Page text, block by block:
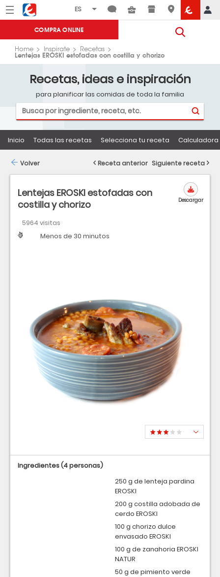
Menú Eroski
COMPRA ONLINE
Home Inspirate Recetas
Lentejas EROSKI estofadas con costilla y chorizo
Recetas, ideas e inspiración
para planificar las comidas de toda la familia
Inicio Todas las recetas Selecciona tu receta
Lentejas EROSKI estofadas con
costilla y chorizo
5964 visitas
Dificultad
Tiempo Menos de 30 minutos
Descargar
Ingredientes(4 personas)
250 g de lenteja pardina
EROSKI
200 g costilla adobada de
cerdo EROSKI
100 g chorizo dulce
envasado EROSKI
100 g de zanahoria EROSKI
NATUR
50 g de pimiento verde
Volver Receta anterior Siguiente receta